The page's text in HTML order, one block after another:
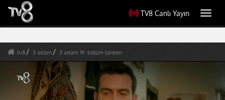
TV8 Canlı Yayın
tv8 3 adam 3 adam 19. bölüm tanıtım